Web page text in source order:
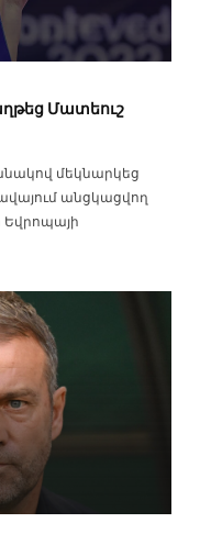
Մատեուշ
մեկնարկեց
անցկացվող